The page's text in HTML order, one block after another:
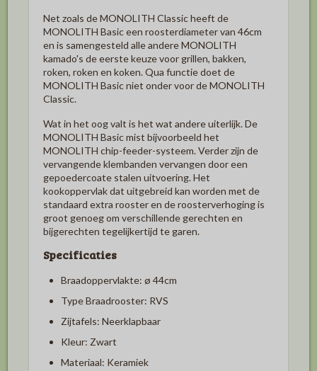
Net zoals de MONOLITH Classic heeft de
MONOLITH Basic een roosterdiameter van 46cm
en is samengesteld alle andere MONOLITH
kamado's de eerste keuze voor grillen, bakken,
roken, roken en koken.Qua functie doet de
MONOLITH Basic niet onder voor de MONOLITH
Classic.
Wat in het oog valt is het wat andere uiterlijk.De
MONOLITH Basic mist bijvoorbeeld het
MONOLITH chip-feeder-systeem.Verder zijn de
vervangende klembanden vervangen door een
gepoedercoate stalen uitvoering.Het
kookoppervlak dat uitgebreid kan worden met de
standaard extra rooster en de roosterverhoging is
groot genoeg om verschillende gerechten en
bijgerechten tegelijkertijd te garen.
Specificaties
Braadoppervlakte: ø 44cm
Type Braadrooster: RVS
Zijtafels: Neerklapbaar
Kleur: Zwart
Materiaal: Keramiek